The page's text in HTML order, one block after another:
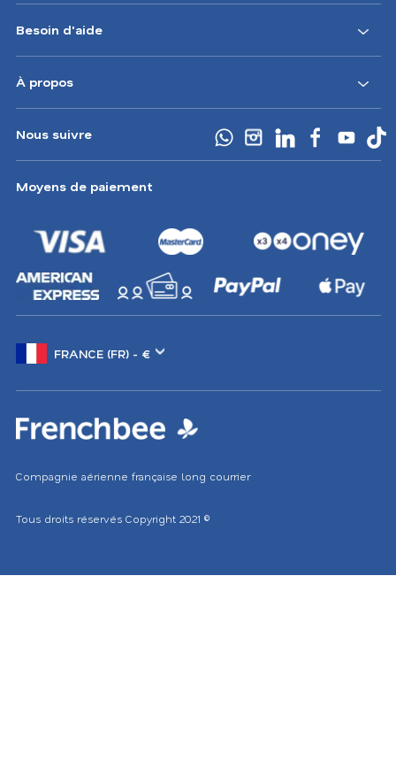
Besoin d'aide
À propos
Nous suivre
Moyens de paiement
Compagnie aérienne française long courrier
Tous droits réservés Copyright 2021 ©